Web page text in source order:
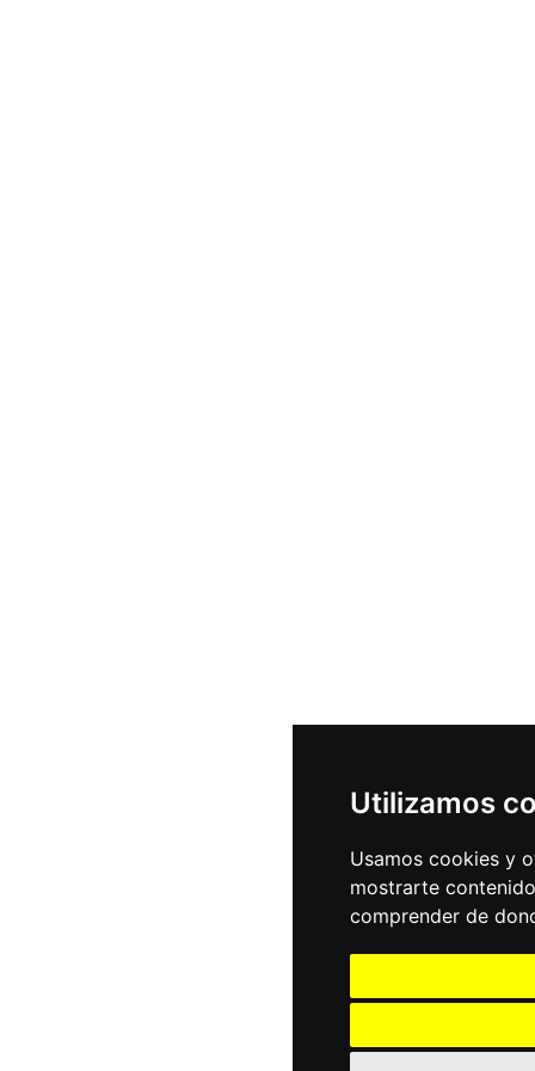
Utilizamos
Usamos cookies y
mostrarte
comprender de